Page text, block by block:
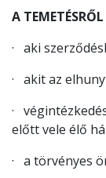
A
· aki
· akit az
·
előtt vele élő
· a törvényes